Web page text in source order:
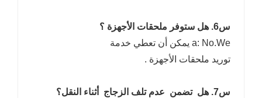
س6. هل ستوفر ملحقات الأجهزة ؟
a: No.We يمكن أن تعطي خدمة
توريد ملحقات الأجهزة .
س7. هل تضمن عدم تلف الزجاج أثناء النقل؟